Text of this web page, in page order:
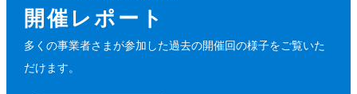
開催レポート
多くの事業者さまが参加した過去の開催回の様子をご覧いた
だけます。